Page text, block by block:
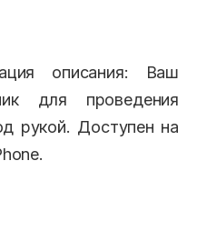
описания: Ваш
для проведения
рукой. Доступен на